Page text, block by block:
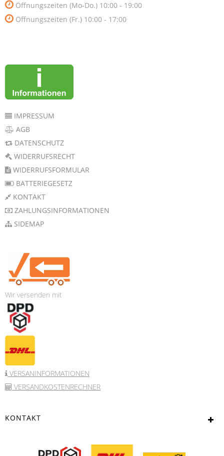
Öffnungszeiten (Mo-Do.) 10:00 - 19:00
Öffnungszeiten (Fr.) 10:00 - 17:00
IMPRESSUM
AGB
DATENSCHUTZ
WIDERRUFSRECHT
WIDERRUFSFORMULAR
BATTERIEGESETZ
KONTAKT
ZAHLUNGSINFORMATIONEN
SIDEMAP
Wir versenden mit
VERSANINFORMATIONEN
VERSANDKOSTENRECHNER
KONTAKT